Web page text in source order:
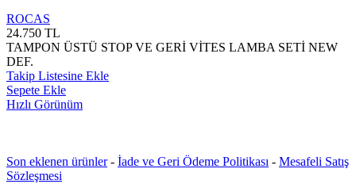
ROCAS
24.750 TL
TAMPON ÜSTÜ STOP VE GERİ VİTES LAMBA SETİ NEW
DEF.
Takip Listesine Ekle
Sepete Ekle
Hızlı Görünüm
Son eklenen ürünler- İade ve Geri Ödeme Politikası - Mesafeli Satış
Sözleşmesi